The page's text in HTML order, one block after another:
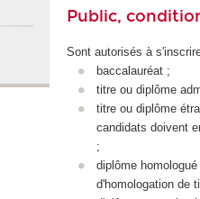
Public,
Sont autorisés à
baccalauréat ;
titre ou diplôme
titre ou diplôme
candidats doivent
;
diplôme
d'homologation de